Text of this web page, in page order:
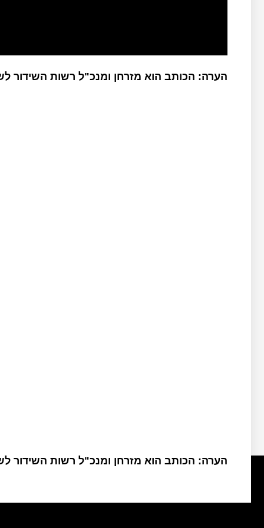
הערה: הכותב הוא מזרחן ומנכ"ל רשות השידור
הערה: הכותב הוא מזרחן ומנכ"ל רשות השידור